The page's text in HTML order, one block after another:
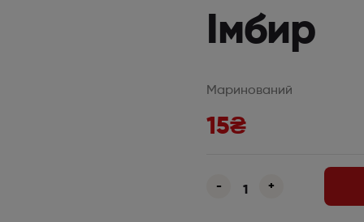
Імбир
Маринований
15₴
- +